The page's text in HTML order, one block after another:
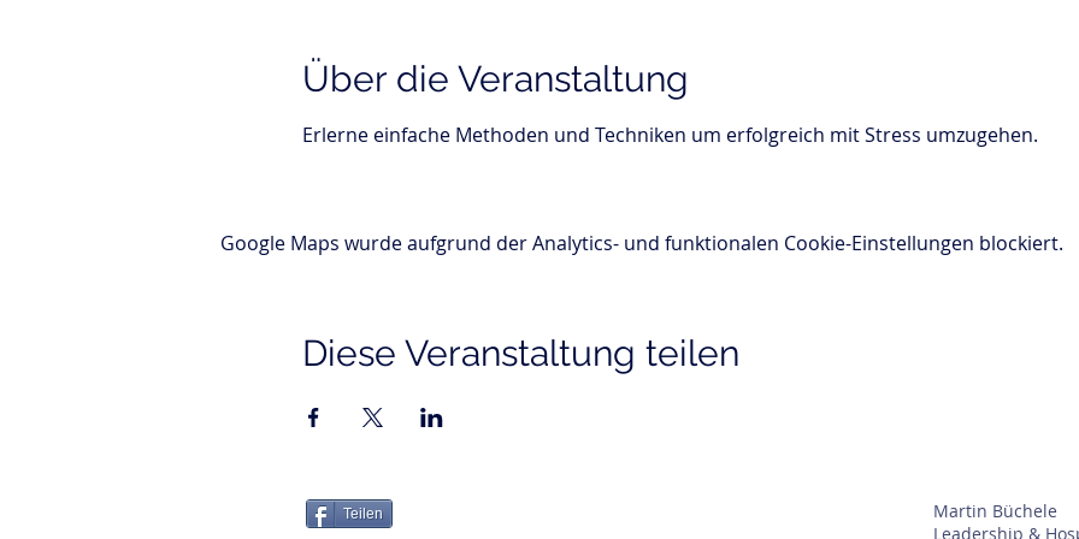
Über die Veranstaltung
Erlerne einfache Methoden und Techniken um erfolgreich mit Stress umzugehen.
Google Maps wurde aufgrund der Analytics- und funktionalen Cookie-Einstellungen blockiert.
Diese Veranstaltung teilen
Teilen
Martin Büchele
Leadership &